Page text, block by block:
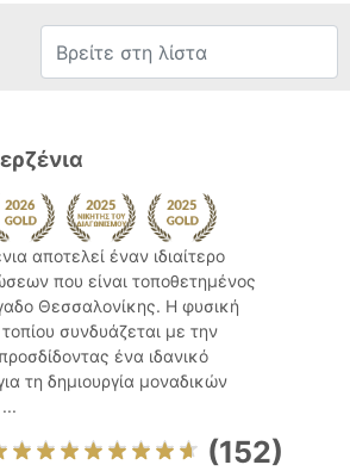
αποτελεί έναν ιδιαίτερο
που είναι τοποθετημένος
Θεσσαλονίκης. Η φυσική
συνδυάζεται με την
ένα ιδανικό
τη δημιουργία μοναδικών
(152)